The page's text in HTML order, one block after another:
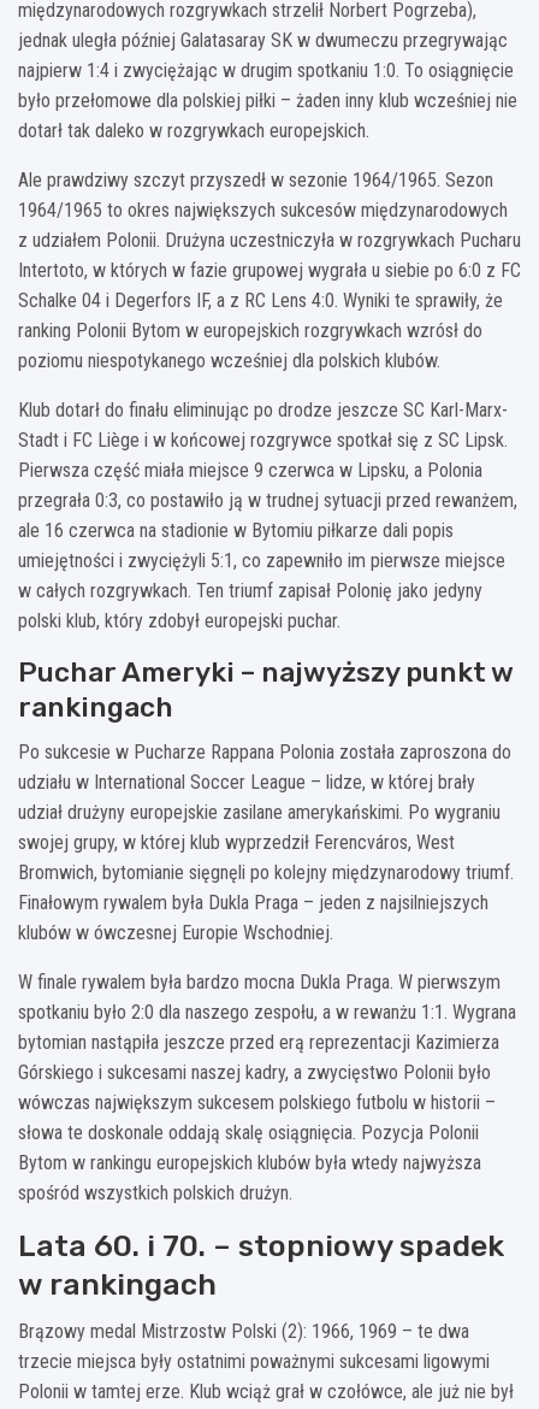
międzynarodowych rozgrywkach strzelił Norbert Pogrzeba),
jednak uległa później Galatasaray SK w dwumeczu przegrywając
najpierw 1:4 i zwyciężając w drugim spotkaniu 1:0. To osiągnięcie
było przełomowe dla polskiej piłki – żaden inny klub wcześniej nie
dotarł tak daleko w rozgrywkach europejskich.
Ale prawdziwy szczyt przyszedł w sezonie 1964/1965. Sezon
1964/1965 to okres największych sukcesów międzynarodowych
z udziałem Polonii. Drużyna uczestniczyła w rozgrywkach Pucharu
Intertoto, w których w fazie grupowej wygrała u siebie po 6:0 z FC
Schalke 04 i Degerfors IF, a z RC Lens 4:0. Wyniki te sprawiły, że
ranking Polonii Bytom w europejskich rozgrywkach wzrósł do
poziomu niespotykanego wcześniej dla polskich klubów.
Klub dotarł do finału eliminując po drodze jeszcze SC Karl-Marx-
Stadt i FC Liège i w końcowej rozgrywce spotkał się z SC Lipsk.
Pierwsza część miała miejsce 9 czerwca w Lipsku, a Polonia
przegrała 0:3, co postawiło ją w trudnej sytuacji przed rewanżem,
ale 16 czerwca na stadionie w Bytomiu piłkarze dali popis
umiejętności i zwyciężyli 5:1, co zapewniło im pierwsze miejsce
w całych rozgrywkach. Ten triumf zapisał Polonię jako jedyny
polski klub, który zdobył europejski puchar.
Puchar Ameryki – najwyższy punkt w
rankingach
Po sukcesie w Pucharze Rappana Polonia została zaproszona do
udziału w International Soccer League – lidze, w której brały
udział drużyny europejskie zasilane amerykańskimi. Po wygraniu
swojej grupy, w której klub wyprzedził Ferencváros, West
Bromwich, bytomianie sięgnęli po kolejny międzynarodowy triumf.
Finałowym rywalem była Dukla Praga – jeden z najsilniejszych
klubów w ówczesnej Europie Wschodniej.
W finale rywalem była bardzo mocna Dukla Praga. W pierwszym
spotkaniu było 2:0 dla naszego zespołu, a w rewanżu 1:1. Wygrana
bytomian nastąpiła jeszcze przed erą reprezentacji Kazimierza
Górskiego i sukcesami naszej kadry, a zwycięstwo Polonii było
wówczas największym sukcesem polskiego futbolu w historii –
słowa te doskonale oddają skalę osiągnięcia. Pozycja Polonii
Bytom w rankingu europejskich klubów była wtedy najwyższa
spośród wszystkich polskich drużyn.
Lata 60. i 70. – stopniowy spadek
w rankingach
Brązowy medal Mistrzostw Polski (2): 1966, 1969 – te dwa
trzecie miejsca były ostatnimi poważnymi sukcesami ligowymi
Polonii w tamtej erze. Klub wciąż grał w czołówce, ale już nie był